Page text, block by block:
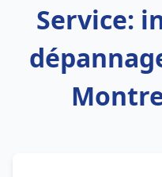
Service: